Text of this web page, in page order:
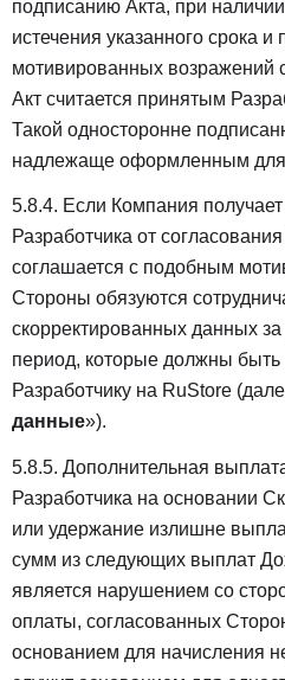
подписанию Акта, при
истечения указанного срока и
мотивированных возражений
Акт считается принятым
Такой односторонне
надлежаще оформленным для
5.8.4. Если Компания
Разработчика от
соглашается с подобным
Стороны обязуются
скорректированных данных
период, которые должны быть
Разработчику на RuStore
данные»).
5.8.5. Дополнительная
Разработчика на основании
или удержание излишне
сумм из следующих выплат
является нарушением со
оплаты, согласованных
основанием для начисления